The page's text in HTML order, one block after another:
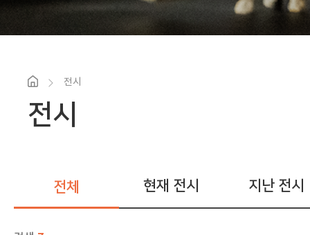
전시
전시
전체 현재 전시 지난 전시